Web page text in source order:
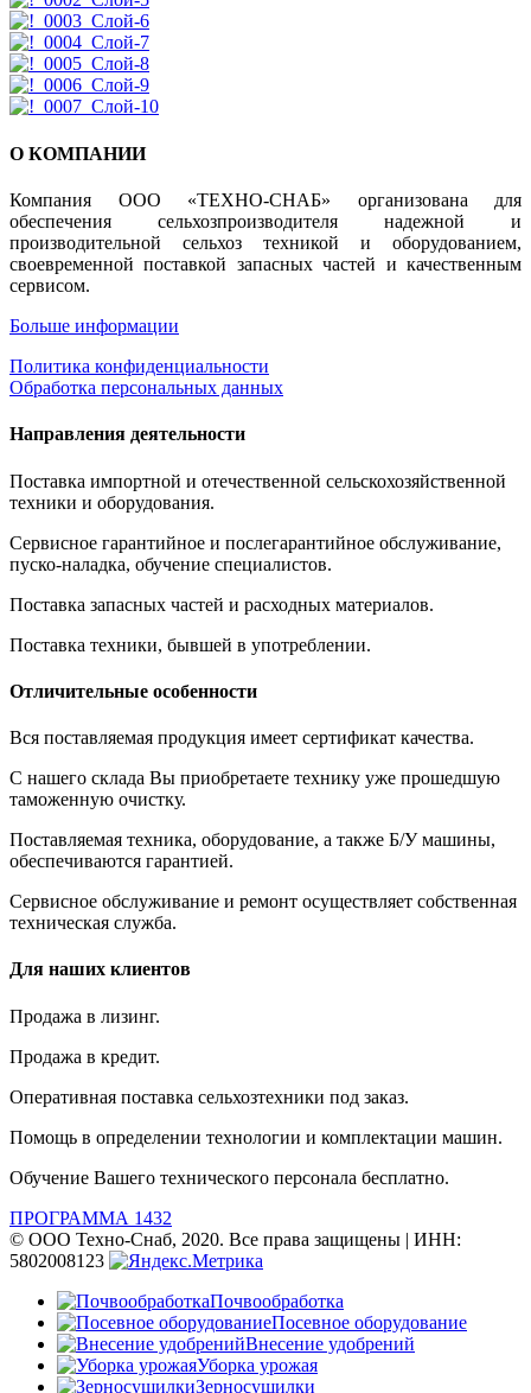
О КОМПАНИИ
Компания ООО «ТЕХНО-СНАБ» организована для
обеспечения сельхозпроизводителя надежной и
производительной сельхоз техникой и оборудованием,
своевременной поставкой запасных частей и качественным
сервисом.
Больше информации
Политика конфиденциальности
Обработка персональных данных
Направления деятельности
Поставка импортной и отечественной сельскохозяйственной
техники и оборудования.
Сервисное гарантийное и послегарантийное обслуживание,
пуско-наладка, обучение специалистов.
Поставка запасных частей и расходных материалов.
Поставка техники, бывшей в употреблении.
Отличительные особенности
Вся поставляемая продукция имеет сертификат качества.
С нашего склада Вы приобретаете технику уже прошедшую
таможенную очистку.
Поставляемая техника, оборудование, а также Б/У машины,
обеспечиваются гарантией.
Сервисное обслуживание и ремонт осуществляет собственная
техническая служба.
Для наших клиентов
Продажа в лизинг.
Продажа в кредит.
Оперативная поставка сельхозтехники под заказ.
Помощь в определении технологии и комплектации машин.
Обучение Вашего технического персонала бесплатно.
ПРОГРАММА 1432
© ООО Техно-Снаб, 2020. Все права защищены | ИНН:
5802008123
Почвообработка
Посевное оборудование
Внесение удобрений
Уборка урожая
Зерносушилки